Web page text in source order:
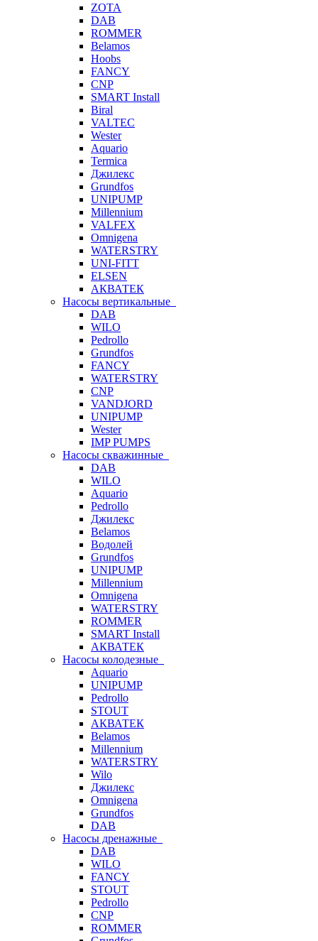
ZOTA
DAB
ROMMER
Belamos
Hoobs
FANCY
CNP
SMART Install
Biral
VALTEC
Wester
Aquario
Termica
Джилекс
Grundfos
UNIPUMP
Millennium
VALFEX
Omnigena
WATERSTRY
UNI-FITT
ELSEN
АКВАТЕК
Насосы вертикальные
DAB
WILO
Pedrollo
Grundfos
FANCY
WATERSTRY
CNP
VANDJORD
UNIPUMP
Wester
IMP PUMPS
Насосы скважинные
DAB
WILO
Aquario
Pedrollo
Джилекс
Belamos
Водолей
Grundfos
UNIPUMP
Millennium
Omnigena
WATERSTRY
ROMMER
SMART Install
АКВАТЕК
Насосы колодезные
Aquario
UNIPUMP
Pedrollo
STOUT
АКВАТЕК
Belamos
Millennium
WATERSTRY
Wilo
Джилекс
Omnigena
Grundfos
DAB
Насосы дренажные
DAB
WILO
FANCY
STOUT
Pedrollo
CNP
ROMMER